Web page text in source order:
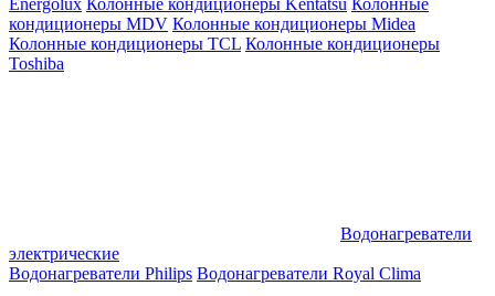
Energolux Колонные кондиционеры Kentatsu Колонные
кондиционеры MDV Колонные кондиционеры Midea
Колонные кондиционеры TCL Колонные кондиционеры
Toshiba
Водонагреватели
электрические
Водонагреватели Philips Водонагреватели Royal Clima